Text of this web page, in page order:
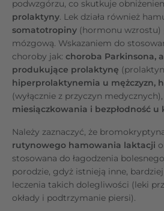
podwzgórzu, co skutkuje
prolaktyny. Lek działa również
somatotropiny (hormonu wzrostu)
mózgową. Wskazaniem do
choroby jak: choroba Parkinsona,
produkujące prolaktynę
hiperprolaktynemia u mężczyzn,
(wyłącznie z przyczyn medycznych),
miesiączkowania i bezpłodność u
Należy zaznaczyć, że
rutynowego hamowania laktacji
stosowana do łagodzenia
porodzie, gdyż istnieją inne,
leczenia takich dolegliwości (leki
okłady i podtrzymanie piersi).